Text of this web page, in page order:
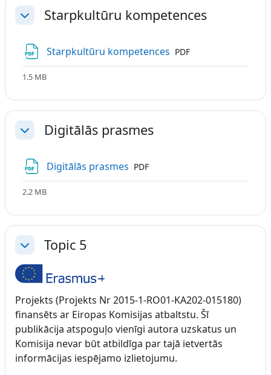
SavērstStarpkultūru kompetences
Starpkultūru kompetences Fails
PDF
1.5 MB
SavērstDigitālās prasmes
Digitālās prasmes Fails
PDF
2.2 MB
SavērstTopic 5
Projekts (Projekts Nr 2015-1-RO01-KA202-015180)
finansēts ar Eiropas Komisijas atbaltstu. Šī
publikācija atspoguļo vienīgi autora uzskatus un
Komisija nevar būt atbildīga par tajā ietvertās
informācijas iespējamo izlietojumu.